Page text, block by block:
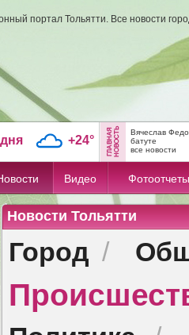
портал Тольятти. Все новости
+24°
Вячеслав
батуте
все новости
Видео Фотоотчеты
Новости Тольятти
Город /